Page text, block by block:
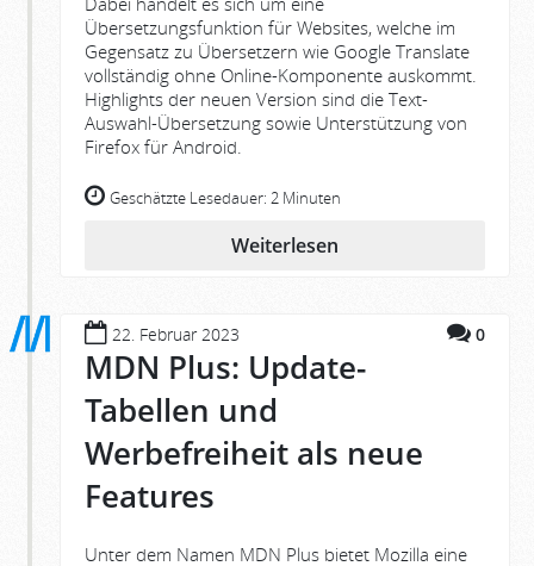
Übersetzungsfunktion für Websites, welche im
Gegensatz zu Übersetzern wie Google Translate
vollständig ohne Online-Komponente auskommt.
Highlights der neuen Version sind die Text-
Auswahl-Übersetzung sowie Unterstützung von
Firefox für Android.
Geschätzte Lesedauer: 2 Minuten
Weiterlesen
22. Februar 2023 0
MDN Plus: Update-
Tabellen und
Werbefreiheit als neue
Features
Unter dem Namen MDN Plus bietet Mozilla eine